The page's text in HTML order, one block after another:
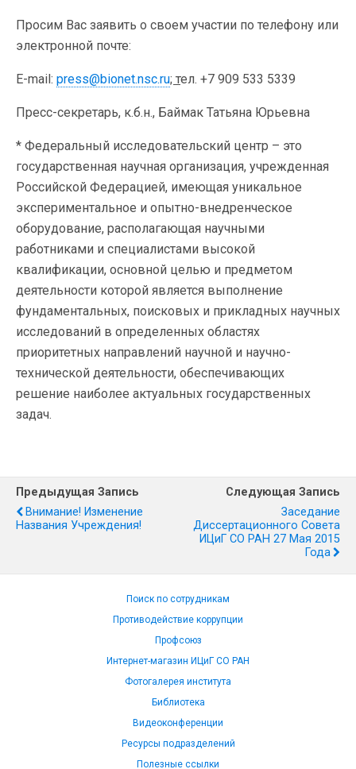
Просим Вас заявить о своем участии по телефону или
электронной почте:
E-mail: press@bionet.nsc.ru; тел. +7 909 533 5339
Пресс-секретарь, к.б.н., Баймак Татьяна Юрьевна
* Федеральный исследовательский центр – это
государственная научная организация, учрежденная
Российской Федерацией, имеющая уникальное
экспериментальное и опытно-внедренческое
оборудование, располагающая научными
работниками и специалистами высокой
квалификации, основной целью и предметом
деятельности которой является выполнение
фундаментальных, поисковых и прикладных научных
исследований в определенных областях
приоритетных направлений научной и научно-
технической деятельности, обеспечивающих
решение наиболее актуальных государственных
задач.
Предыдущая Запись
Внимание! Изменение
Названия Учреждения!
Следующая Запись
Заседание
Диссертационного Совета
ИЦиГ СО РАН 27 Мая 2015
Года
Поиск по сотрудникам
Противодействие коррупции
Профсоюз
Интернет-магазин ИЦиГ СО РАН
Фотогалерея института
Библиотека
Видеоконференции
Ресурсы подразделений
Полезные ссылки